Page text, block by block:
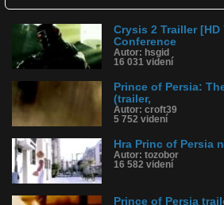
Tagy: princ of persia official trailler, hd
História sledovanosti videa:
Crysis 2 Trailler [HD
Conference
Autor: hsgid
16 031 videní
Prince of Persia:
(trailer,
Autor: croft39
5 752 videní
Hra Princ of Persia
Autor: tozobor
16 582 videní
Prince of Persia